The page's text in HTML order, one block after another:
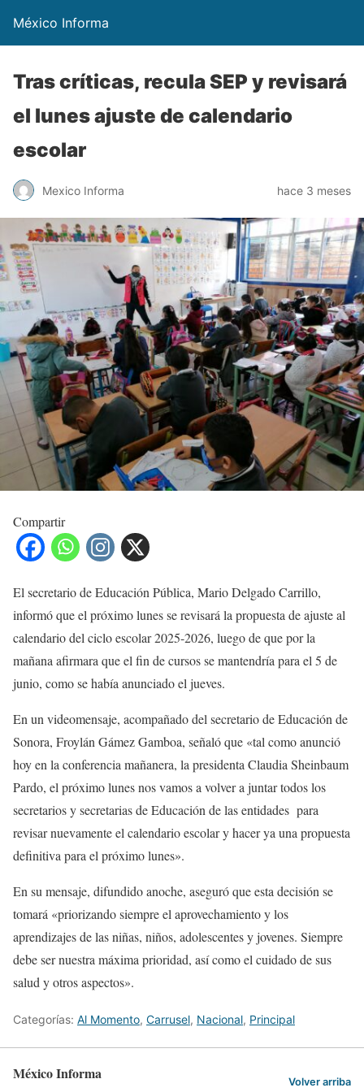
México Informa
Tras críticas, recula SEP y revisará
el lunes ajuste de calendario
escolar
Mexico Informa hace 3 meses
Compartir
El secretario de Educación Pública, Mario Delgado Carrillo,
informó que el próximo lunes se revisará la propuesta de ajuste al
calendario del ciclo escolar 2025-2026, luego de que por la
mañana afirmara que el fin de cursos se mantendría para el 5 de
junio, como se había anunciado el jueves.
En un videomensaje, acompañado del secretario de Educación de
Sonora, Froylán Gámez Gamboa, señaló que «tal como anunció
hoy en la conferencia mañanera, la presidenta Claudia Sheinbaum
Pardo, el próximo lunes nos vamos a volver a juntar todos los
secretarios y secretarias de Educación de las entidades para
revisar nuevamente el calendario escolar y hacer ya una propuesta
definitiva para el próximo lunes».
En su mensaje, difundido anoche, aseguró que esta decisión se
tomará «priorizando siempre el aprovechamiento y los
aprendizajes de las niñas, niños, adolescentes y jovenes. Siempre
debe ser nuestra máxima prioridad, así como el cuidado de sus
salud y otros aspectos».
Categorías: Al Momento, Carrusel, Nacional, Principal
México Informa Volver arriba